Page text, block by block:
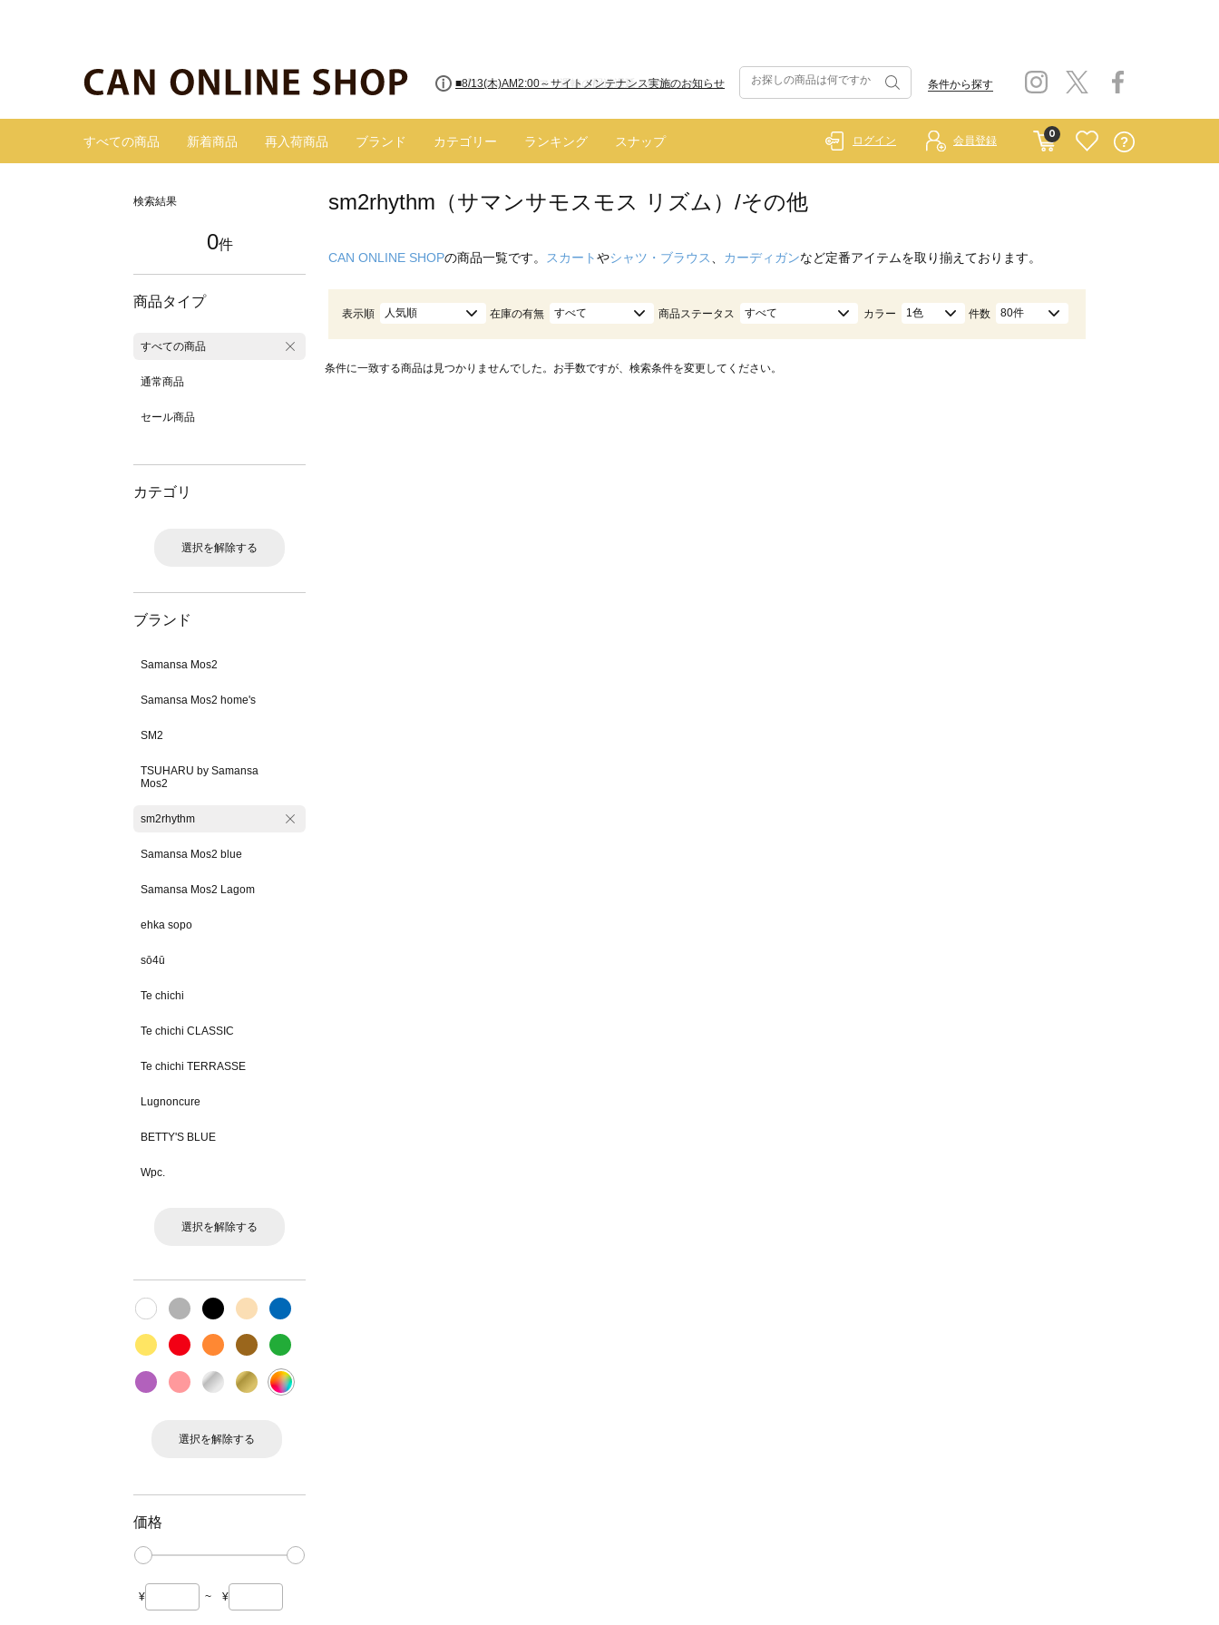
■8/13(木)AM2:00～サイトメンテナンス実施のお知らせ 条件から探す
すべての商品 新着商品 再入荷商品 ブランド カテゴリー ランキング スナップ
0
ログイン 会員登録
検索結果
0件
商品タイプ
すべての商品
通常商品
セール商品
カテゴリ
選択を解除する
ブランド
Samansa Mos2
Samansa Mos2 home's
SM2
TSUHARU by Samansa
Mos2
sm2rhythm
Samansa Mos2 blue
Samansa Mos2 Lagom
ehka sopo
sō4ū
Te chichi
Te chichi CLASSIC
Te chichi TERRASSE
Lugnoncure
BETTY'S BLUE
Wpc.
選択を解除する
選択を解除する
価格
¥ ~ ¥
sm2rhythm（サマンサモスモス リズム）/その他
CAN ONLINE SHOPの商品一覧です。 スカートやシャツ・ブラウス カーディガンなど定番アイテムを取り揃えております。
表示順 人気順 在庫の有無 すべて 商品ステータス すべて カラー 1色 件数 80件
条件に一致する商品は見つかりませんでした。お手数ですが、検索条件を変更してください。